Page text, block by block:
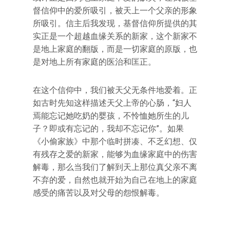
督信仰中的爱所吸引，被天上一个父亲的形象
所吸引。信主后我发现，基督信仰所提供的其
实正是一个超越血缘关系的新家，这个新家不
是地上家庭的翻版，而是一切家庭的原版，也
是对地上所有家庭的医治和匡正。
在这个信仰中，我们被天父无条件地爱着。正
如古时先知这样描述天父上帝的心肠，“妇人
焉能忘记她吃奶的婴孩，不怜恤她所生的儿
子？即或有忘记的，我却不忘记你”。如果
《小偷家族》中那个临时拼凑、不乏幻想、仅
有残存之爱的新家，能够为血缘家庭中的伤害
解毒，那么当我们了解到天上那位真父亲不离
不弃的爱，自然也就开始为自己在地上的家庭
感受的痛苦以及对父母的怨恨解毒。